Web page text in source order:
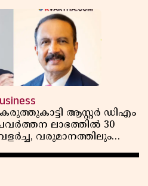
ആസ്റ്റർ ഡിഎം
ലാഭത്തിൽ 30
വരുമാനത്തിലും
പുറത്ത്